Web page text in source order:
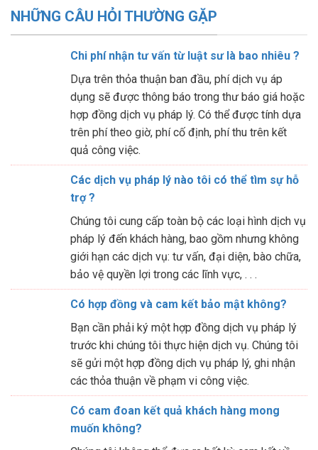
NHỮNG CÂU HỎI THƯỜNG GẶP
Chi phí nhận tư vấn từ luật sư là bao nhiêu ?
Dựa trên thỏa thuận ban đầu, phí dịch vụ áp
dụng sẽ được thông báo trong thư báo giá hoặc
hợp đồng dịch vụ pháp lý. Có thể được tính dựa
trên phí theo giờ, phí cố định, phí thu trên kết
quả công việc.
Các dịch vụ pháp lý nào tôi có thể tìm sự hỗ
trợ ?
Chúng tôi cung cấp toàn bộ các loại hình dịch vụ
pháp lý đến khách hàng, bao gồm nhưng không
giới hạn các dịch vụ: tư vấn, đại diện, bào chữa,
bảo vệ quyền lợi trong các lĩnh vực, . . .
Có hợp đồng và cam kết bảo mật không?
Bạn cần phải ký một hợp đồng dịch vụ pháp lý
trước khi chúng tôi thực hiện dịch vụ. Chúng tôi
sẽ gửi một hợp đồng dịch vụ pháp lý, ghi nhận
các thỏa thuận về phạm vi công việc.
Có cam đoan kết quả khách hàng mong
muốn không?